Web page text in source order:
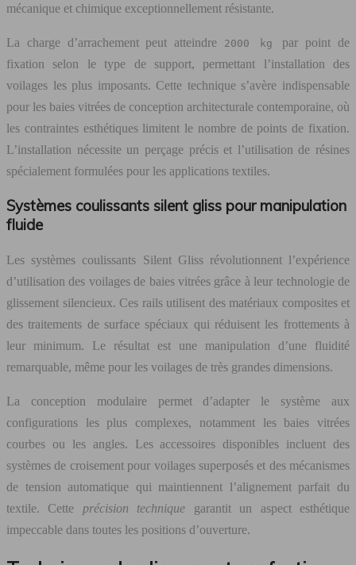
mécanique et chimique exceptionnellement résistante.
La charge d’arrachement peut atteindre 2000 kg par point de
fixation selon le type de support, permettant l’installation des
voilages les plus imposants. Cette technique s’avère indispensable
pour les baies vitrées de conception architecturale contemporaine, où
les contraintes esthétiques limitent le nombre de points de fixation.
L’installation nécessite un perçage précis et l’utilisation de résines
spécialement formulées pour les applications textiles.
Systèmes coulissants silent gliss pour manipulation
fluide
Les systèmes coulissants Silent Gliss révolutionnent l’expérience
d’utilisation des voilages de baies vitrées grâce à leur technologie de
glissement silencieux. Ces rails utilisent des matériaux composites et
des traitements de surface spéciaux qui réduisent les frottements à
leur minimum. Le résultat est une manipulation d’une fluidité
remarquable, même pour les voilages de très grandes dimensions.
La conception modulaire permet d’adapter le système aux
configurations les plus complexes, notamment les baies vitrées
courbes ou les angles. Les accessoires disponibles incluent des
systèmes de croisement pour voilages superposés et des mécanismes
de tension automatique qui maintiennent l’alignement parfait du
textile. Cette précision technique garantit un aspect esthétique
impeccable dans toutes les positions d’ouverture.